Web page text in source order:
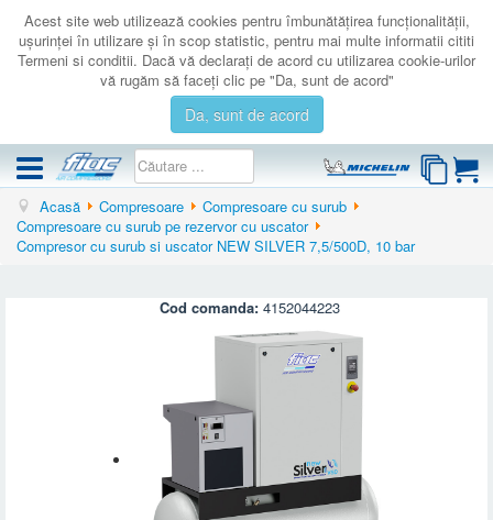
Acest site web utilizează cookies pentru îmbunătăţirea funcţionalităţii,
uşurinţei în utilizare şi în scop statistic, pentru mai multe informatii cititi
Termeni si conditii. Dacă vă declaraţi de acord cu utilizarea cookie-urilor
vă rugăm să faceţi clic pe "Da, sunt de acord"
Da, sunt de acord
COMPRESOARE
ACCESORII
AUTENTIFICARE
Acasă Compresoare
Compresoare cu surub
Compresoare cu surub pe rezervor cu uscator
Compresor cu surub si uscator NEW SILVER 7,5/500D, 10 bar
Cod comanda: 4152044223